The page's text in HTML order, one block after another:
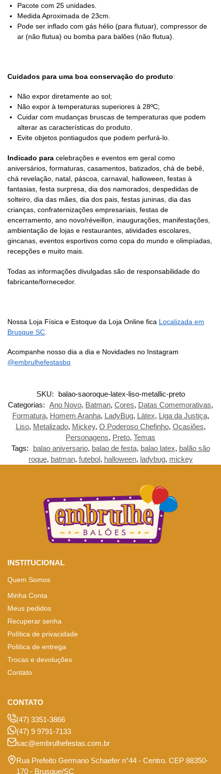
Pacote com 25 unidades.
Medida Aproximada de 23cm.
Pode ser inflado com gás hélio (para flutuar), compressor de
ar (não flutua) ou bomba para balões (não flutua).
Cuidados para uma boa conservação do produto:
Não expor diretamente ao sol;
Não expor à temperaturas superiores à 28ºC;
Cuidar com mudanças bruscas de temperaturas que podem
alterar as características do produto.
Evite objetos pontiagudos que podem perfurá-lo.
Indicado para celebrações e eventos em geral como
aniversários, formaturas, casamentos, batizados, chá de bebê,
chá revelação, natal, páscoa, carnaval, halloween, festas à
fantasias, festa surpresa, dia dos namorados, despedidas de
solteiro, dia das mães, dia dos pais, festas juninas, dia das
crianças, confraternizações empresariais, festas de
encerramento, ano novo/réveillon, inaugurações, manifestações,
ambientação de lojas e restaurantes, atividades escolares,
gincanas, eventos esportivos como copa do mundo e olimpíadas,
recepções e muito mais.
Todas as informações divulgadas são de responsabilidade do
fabricante/fornecedor.
Nossa Loja Física e Estoque da Loja Online fica Localizada em
Brusque SC
Acompanhe nosso dia a dia e Novidades no Instagram
@embrulhefestasbq
SKU:
balao-saoroque-latex-liso-metallic-preto
Categorias: Ano Novo, Batman, Cores, Datas Comemorativas,
Formatura, Homem Aranha, LadyBug, Látex, Liga da Justiça,
Liso, Metalizado, Mickey, O Poderoso Chefinho, Ocasiões,
Personagens, Preto, Temas
Tags:
balao aniversario, balao de festa, balao latex, balão são
roque, batman, futebol, halloween, ladybug, mickey
INSTITUCIONAL
Quem Somos
Minha Conta
Meus pedidos
Recuperar senha
Política de privacidade
Política de entrega
Trocas e devoluções
Contato
CONTATO
(47) 3351-3866
(47) 9 9791-7133
sac@embrulhefestas.com.br
Rua Prefeito Germano Schaefer n°44 - Centro. CEP 88350-
170 - Brusque/SC